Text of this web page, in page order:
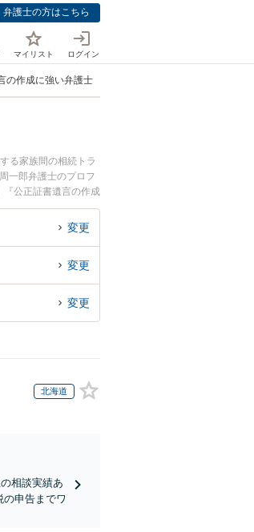
弁護士の方はこちら
マイリスト ログイン
の作成に強い弁護士
る家族間の相続トラ
一郎弁護士のプロフ
『公正証書遺言の作成
お困りの相談者さん
変更
変更
変更
北海道
相談実績あ
申告までワ